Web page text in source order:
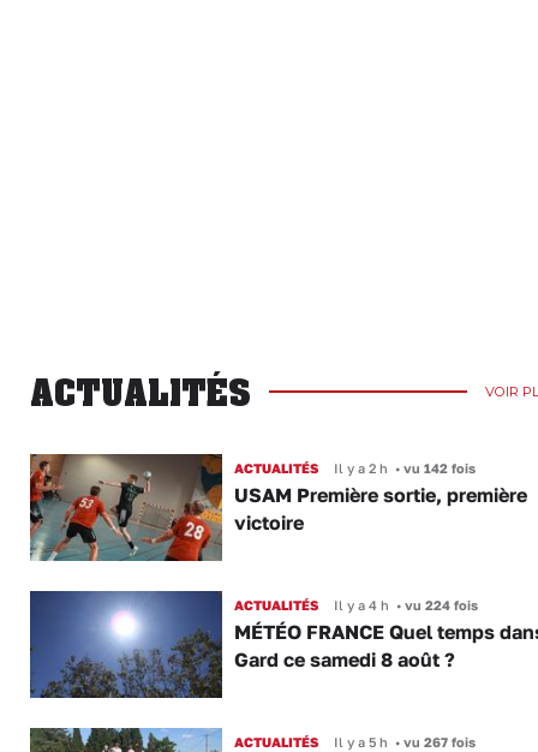
ACTUALITÉS VOIR
ACTUALITÉS Il y a 2 h •vu 142 fois
USAM Première sortie, première
victoire
ACTUALITÉS Il y a 4 h •vu 224 fois
MÉTÉO FRANCE Quel temps
Gard ce samedi 8 août ?
ACTUALITÉS Il y a 5 h •vu 267 fois